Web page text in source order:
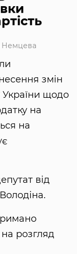
змін
України щодо
на
на
від
розгляд